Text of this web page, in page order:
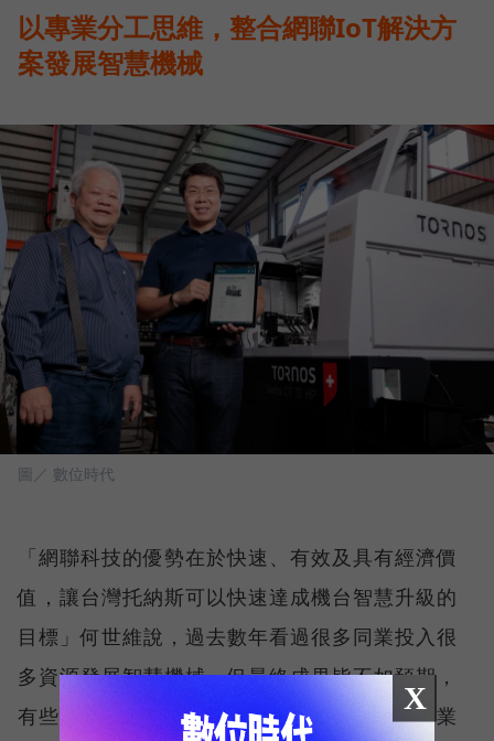
以專業分工思維，整合網聯IoT解決方
案發展智慧機械
圖／ 數位時代
「網聯科技的優勢在於快速、有效及具有經濟價
值，讓台灣托納斯可以快速達成機台智慧升級的
目標」何世維說，過去數年看過很多同業投入很
多資源發展智慧機械，但最終成果皆不如預期，
有些甚至黯然終止，而網聯科技專注在發展工業
X